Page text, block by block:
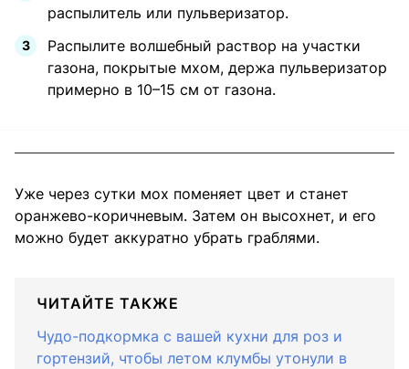
распылитель или пульверизатор.
Распылите волшебный раствор на участки
газона, покрытые мхом, держа пульверизатор
примерно в 10–15 см от газона.
Уже через сутки мох поменяет цвет и станет
оранжево-коричневым. Затем он высохнет, и его
можно будет аккуратно убрать граблями.
ЧИТАЙТЕ ТАКЖЕ
Чудо-подкормка с вашей кухни для роз и
гортензий, чтобы летом клумбы утонули в